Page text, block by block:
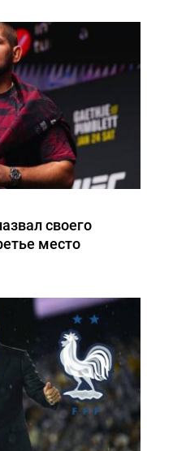
своего
место